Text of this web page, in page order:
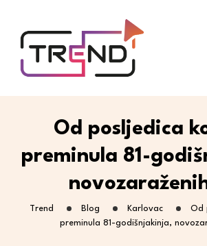
Od posljedica
preminula 81-
Trend Blog Karlovac
Od
preminula 81-godišnjakinja,